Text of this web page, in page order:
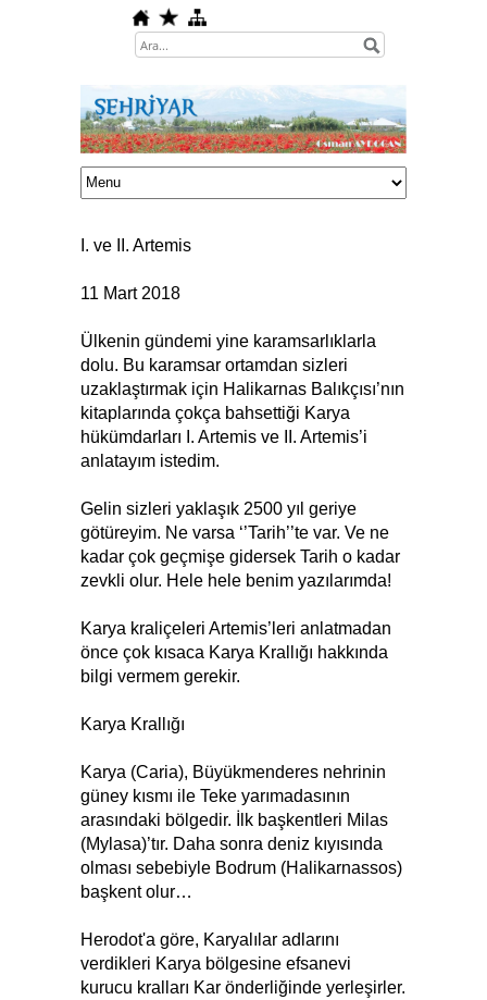
I. ve II. Artemis
11 Mart 2018
Ülkenin gündemi yine karamsarlıklarla
dolu. Bu karamsar ortamdan sizleri
uzaklaştırmak için Halikarnas Balıkçısı’nın
kitaplarında çokça bahsettiği Karya
hükümdarları I. Artemis ve II. Artemis’i
anlatayım istedim.
Gelin sizleri yaklaşık 2500 yıl geriye
götüreyim. Ne varsa ‘’Tarih’’te var. Ve ne
kadar çok geçmişe gidersek Tarih o kadar
zevkli olur. Hele hele benim yazılarımda!
Karya kraliçeleri Artemis’leri anlatmadan
önce çok kısaca Karya Krallığı hakkında
bilgi vermem gerekir.
Karya Krallığı
Karya (Caria), Büyükmenderes nehrinin
güney kısmı ile Teke yarımadasının
arasındaki bölgedir. İlk başkentleri Milas
(Mylasa)’tır. Daha sonra deniz kıyısında
olması sebebiyle Bodrum (Halikarnassos)
başkent olur…
Herodot'a göre, Karyalılar adlarını
verdikleri Karya bölgesine efsanevi
kurucu kralları Kar önderliğinde yerleşirler.